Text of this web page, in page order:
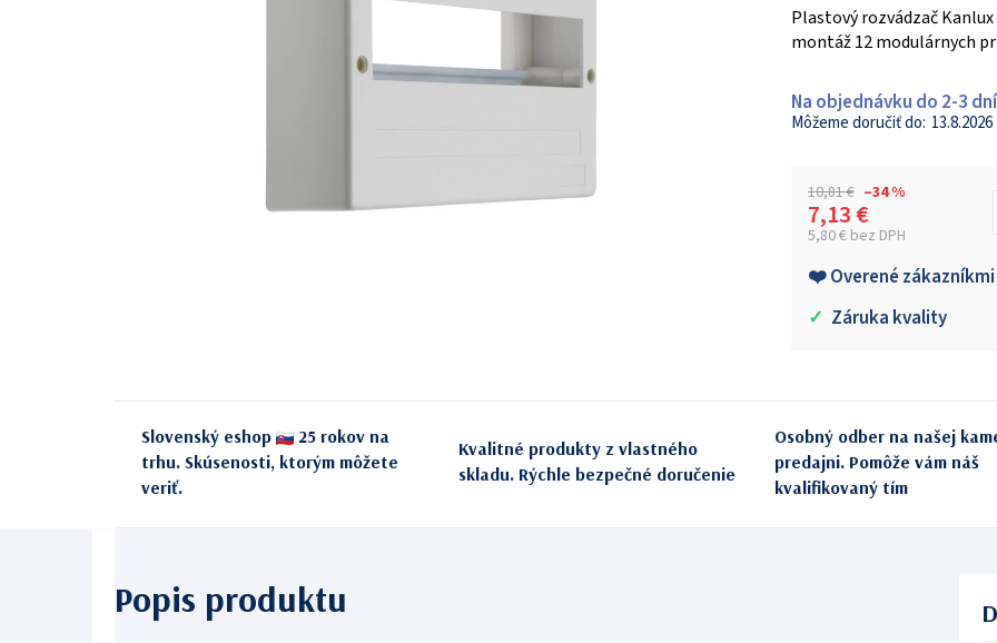
je
0,0
5
hviezdičiek.
Plastový rozvádzač
montáž 12 modulárnych
Na objednávku do 2-3 dní
13.8.2026
10,81 € –34 %
7,13 €
5,80 € bez DPH
❤️ Overené zákazníkmi
✓ Záruka kvality
Slovenský eshop
25 rokov na
trhu. Skúsenosti, ktorým môžete
veriť.
Kvalitné produkty z vlastného
skladu. Rýchle bezpečné doručenie
Osobný odber na našej
predajni. Pomôže vám náš
kvalifikovaný tím